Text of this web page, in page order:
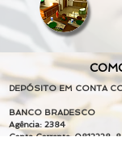
DEPÓSITO EM CONTA
BANCO BRADESCO
Agência: 2384
Conta Corrente:0812228-8